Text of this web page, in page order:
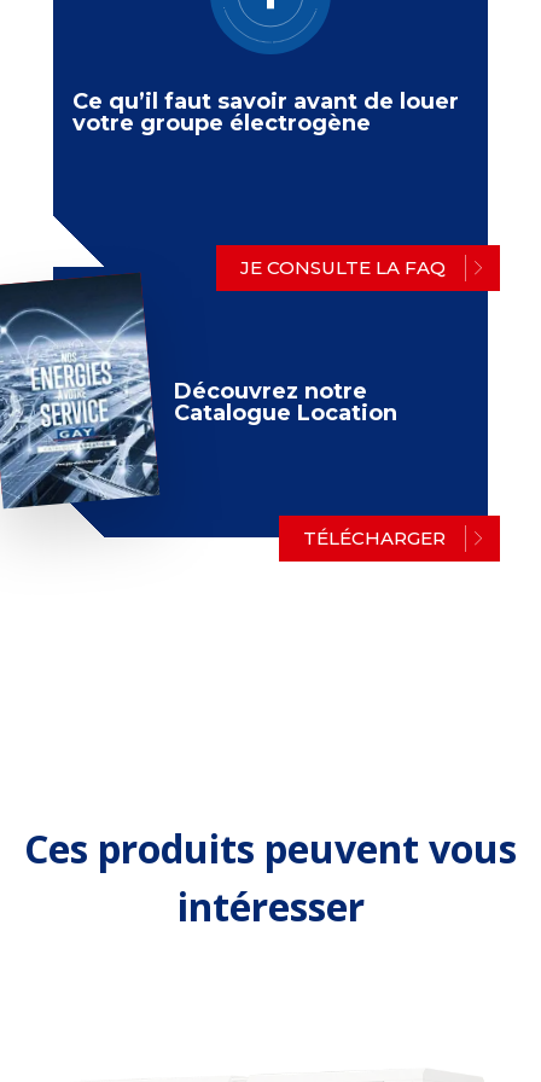
Ce qu’il faut savoir avant de louer
votre groupe électrogène
JE CONSULTE LA FAQ
Découvrez notre
Catalogue Location
TÉLÉCHARGER
Ces produits peuvent vous
intéresser